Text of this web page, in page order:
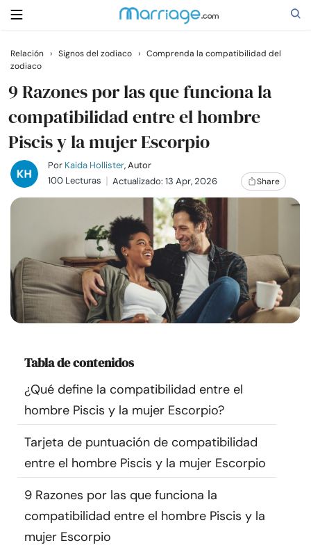
Buscar
Casarse
Relaciones
Familia
Cursos
Recursos
Comunidad
Encuentra un terapeuta
Idioma
Sobre nosotros Contáctanos Escríbenos
Publicidad con
nosotros
© Copyright 2026. Todos los derechos reservados.
Relación › Signos del zodiaco › Comprenda la compatibilidad del
zodiaco
9 Razones por las que funciona la
compatibilidad entre el hombre
Piscis y la mujer Escorpio
Por Kaida Hollister, Autor
100 Lecturas
Actualizado: 13 Apr, 2026 Share
Tabla de contenidos
¿Qué define la compatibilidad entre el
hombre Piscis y la mujer Escorpio?
Tarjeta de puntuación de compatibilidad
entre el hombre Piscis y la mujer Escorpio
9 Razones por las que funciona la
compatibilidad entre el hombre Piscis y la
mujer Escorpio